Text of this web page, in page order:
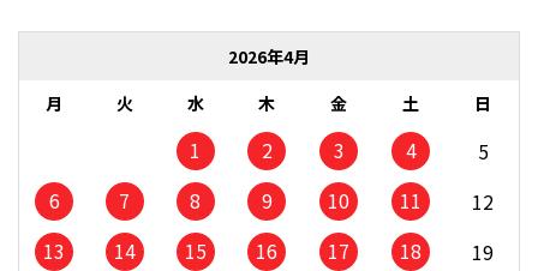
2026年4月
月
火 水 木 金 土 日
1 2 3 4
5
6
7 8 9 10 11
12
13
14 15 16 17 18 19